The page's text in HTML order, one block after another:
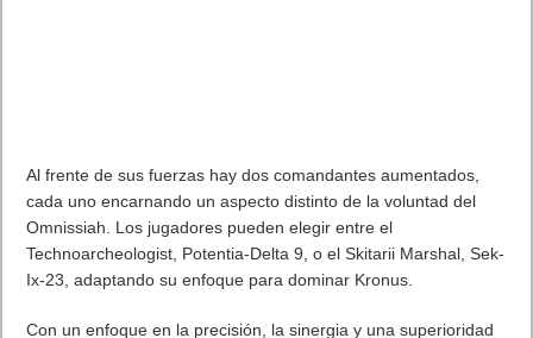
Al frente de sus fuerzas hay dos comandantes aumentados,
cada uno encarnando un aspecto distinto de la voluntad del
Omnissiah. Los jugadores pueden elegir entre el
Technoarcheologist, Potentia-Delta 9, o el Skitarii Marshal, Sek-
Ix-23, adaptando su enfoque para dominar Kronus.
Con un enfoque en la precisión, la sinergia y una superioridad